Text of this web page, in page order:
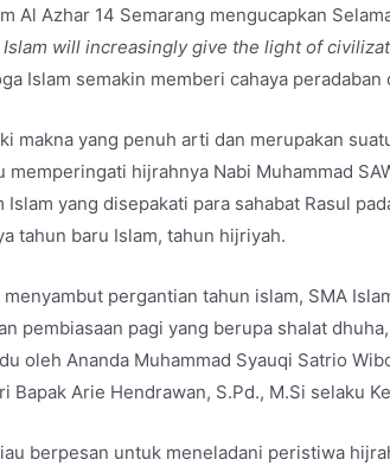
Al Azhar 14 Semarang mengucapkan
will increasingly give the light of
Islam semakin memberi cahaya
makna yang penuh arti dan merupakan
memperingati hijrahnya Nabi Muhammad
yang disepakati para sahabat Rasul
tahun baru Islam, tahun hijriyah.
pergantian tahun islam, SMA
pembiasaan pagi yang berupa shalat
oleh Ananda Muhammad Syauqi Satrio
Bapak Arie Hendrawan, S.Pd., M.Si selaku
berpesan untuk meneladani peristiwa